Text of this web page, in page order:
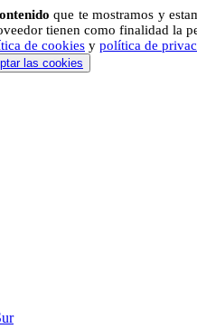
que te mostramos y
tienen como finalidad la
de cookies y política de
las cookies